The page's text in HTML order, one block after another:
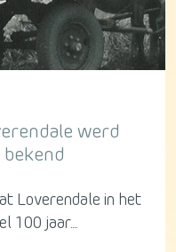
werd
Loverendale in het
100 jaar....